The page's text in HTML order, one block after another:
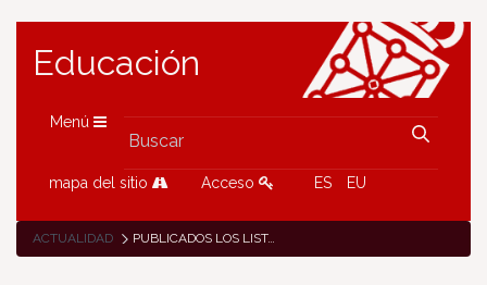
Educación
Menú
mapa del sitio Acceso ES EU
ACTUALIDAD PUBLICADOS LOS LISTADOS DEFINITIVOS DE LOS EVENTOS DE FORMACIÓN ETWINNING 2023